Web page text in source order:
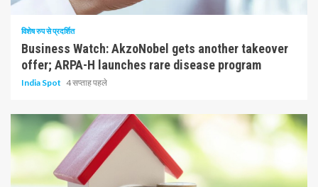
विशेष रुप से प्रदर्शित
Business Watch: AkzoNobel gets another takeover
offer; ARPA-H launches rare disease program
India Spot 4 सप्ताह पहले